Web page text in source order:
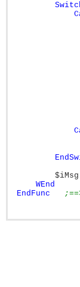
$iMsg
WEnd
EndFunc